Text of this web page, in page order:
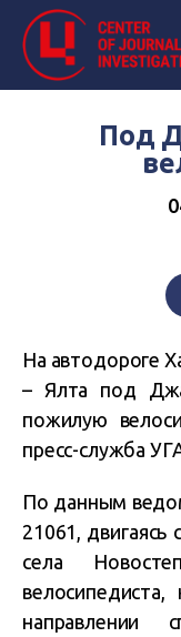
Под
На автодороге
– Ялта под
пожилую
пресс-служба
По данным
21061,
села
направлении